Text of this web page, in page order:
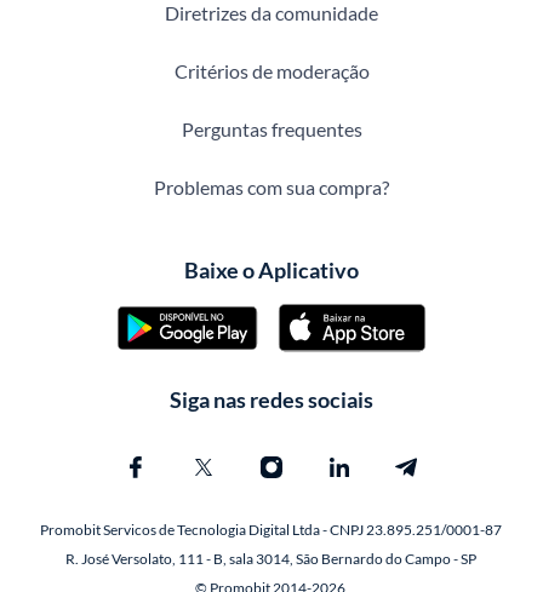
Diretrizes da comunidade
Critérios de moderação
Perguntas frequentes
Problemas com sua compra?
Baixe o Aplicativo
Siga nas redes sociais
Promobit Servicos de Tecnologia Digital Ltda - CNPJ 23.895.251/0001-87
R. José Versolato, 111 - B, sala 3014, São Bernardo do Campo - SP
© Promobit 2014-2026